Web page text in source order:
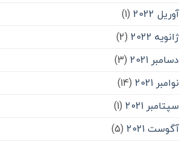
آوریل 2022
(1)
ژانویه 2022
(2)
دسامبر 2021
(3)
نوامبر 2021
(14)
سپتامبر 2021
(1)
آگوست 2021
(5)